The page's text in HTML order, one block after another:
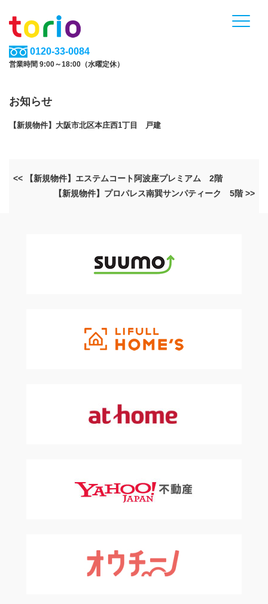
0120-33-0084
営業時間 9:00～18:00（水曜定休）
お知らせ
【新規物件】大阪市北区本庄西1丁目 戸建
<< 【新規物件】エステムコート阿波座プレミアム 2階
【新規物件】プロパレス南巽サンパティーク 5階 >>